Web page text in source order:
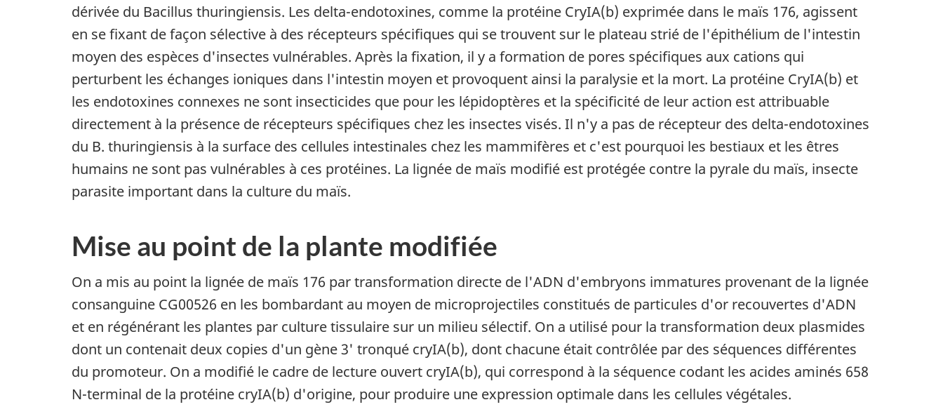
dérivée du Bacillus thuringiensis. Les delta-endotoxines, comme la protéine CryIA(b) exprimée dans le maïs 176, agissent
en se fixant de façon sélective à des récepteurs spécifiques qui se trouvent sur le plateau strié de l'épithélium de l'intestin
moyen des espèces d'insectes vulnérables. Après la fixation, il y a formation de pores spécifiques aux cations qui
perturbent les échanges ioniques dans l'intestin moyen et provoquent ainsi la paralysie et la mort. La protéine CryIA(b) et
les endotoxines connexes ne sont insecticides que pour les lépidoptères et la spécificité de leur action est attribuable
directement à la présence de récepteurs spécifiques chez les insectes visés. Il n'y a pas de récepteur des delta-endotoxines
du B. thuringiensis à la surface des cellules intestinales chez les mammifères et c'est pourquoi les bestiaux et les êtres
humains ne sont pas vulnérables à ces protéines. La lignée de maïs modifié est protégée contre la pyrale du maïs, insecte
parasite important dans la culture du maïs.
Mise au point de la plante modifiée
On a mis au point la lignée de maïs 176 par transformation directe de l'ADN d'embryons immatures provenant de la lignée
consanguine CG00526 en les bombardant au moyen de microprojectiles constitués de particules d'or recouvertes d'ADN
et en régénérant les plantes par culture tissulaire sur un milieu sélectif. On a utilisé pour la transformation deux plasmides
dont un contenait deux copies d'un gène 3' tronqué cryIA(b), dont chacune était contrôlée par des séquences différentes
du promoteur. On a modifié le cadre de lecture ouvert cryIA(b), qui correspond à la séquence codant les acides aminés 658
N-terminal de la protéine cryIA(b) d'origine, pour produire une expression optimale dans les cellules végétales.